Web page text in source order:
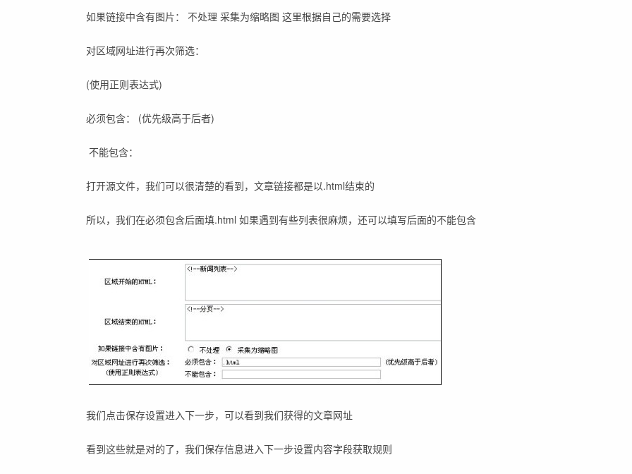
如果链接中含有图片： 不处理 采集为缩略图 这里根据自己的需要选择
对区域网址进行再次筛选：
(使用正则表达式)
必须包含： (优先级高于后者)
不能包含：
打开源文件，我们可以很清楚的看到，文章链接都是以.html结束的
所以，我们在必须包含后面填.html 如果遇到有些列表很麻烦，还可以填写后面的不能包含
我们点击保存设置进入下一步，可以看到我们获得的文章网址
看到这些就是对的了，我们保存信息进入下一步设置内容字段获取规则